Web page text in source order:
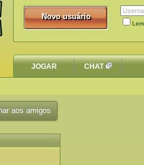
Novo usuário
Novo usuário
JOGAR CHAT
aos amigos